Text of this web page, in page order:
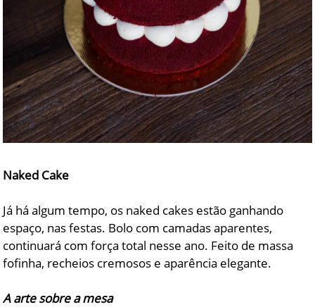
Naked Cake
Já há algum tempo, os naked cakes estão ganhando
espaço, nas festas. Bolo com camadas aparentes,
continuará com força total nesse ano. Feito de massa
fofinha, recheios cremosos e aparência elegante.
A arte sobre a mesa